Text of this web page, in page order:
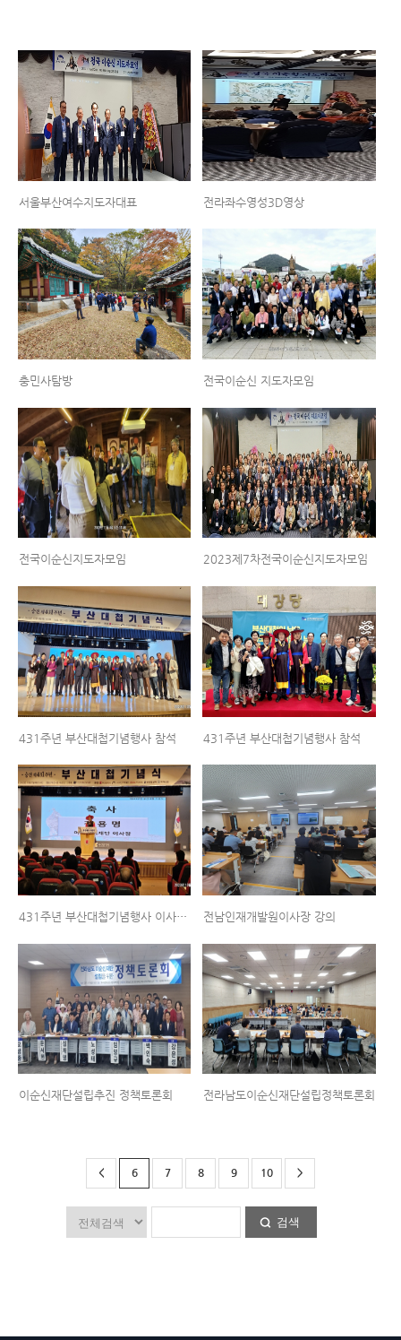
서울부산여수지도자대표 전라좌수영성3D영상
충민사탐방 전국이순신 지도자모임
전국이순신지도자모임 2023제7차전국이순신지도자모임
431주년 부산대첩기념행사 참석 431주년 부산대첩기념행사 참석
431주년 부산대첩기념행사 이사장축사 전남인재개발원이사장 강의
이순신재단설립추진 정책토론회 전라남도이순신재단설립정책토론회
< 6 7 8 9 10 >
검색